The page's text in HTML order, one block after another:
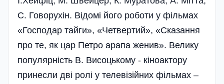
С. Говорухін. Відомі його роботи у фільмах
«Господар тайги», «Четвертий», «Сказання
про те, як цар Петро арапа женив». Велику
популярність В. Висоцькому - кіноактору
принесли дві ролі у телевізійних фільмах –